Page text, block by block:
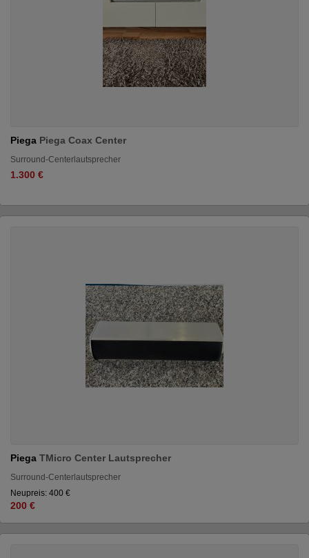
Piega Piega Coax Center
Surround-Centerlautsprecher
1.300 €
Piega TMicro Center Lautsprecher
Surround-Centerlautsprecher
Neupreis: 400 €
200 €